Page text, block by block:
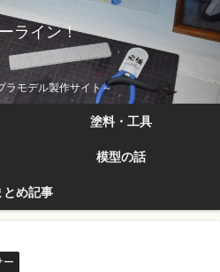
ライン！
ラモデル製作サイト～
塗料・工具
模型の話
とめ記事
ー